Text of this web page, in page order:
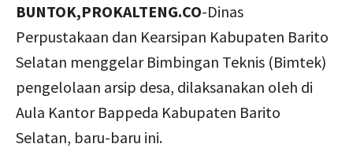
BUNTOK,PROKALTENG.CO-Dinas
Perpustakaan dan Kearsipan Kabupaten Barito
Selatan menggelar Bimbingan Teknis (Bimtek)
pengelolaan arsip desa, dilaksanakan oleh di
Aula Kantor Bappeda Kabupaten Barito
Selatan, baru-baru ini.